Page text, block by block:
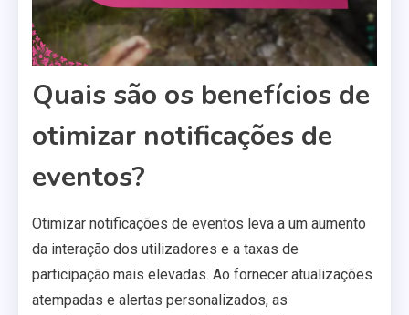
Quais são os benefícios de
otimizar notificações de
eventos?
Otimizar notificações de eventos leva a um aumento
da interação dos utilizadores e a taxas de
participação mais elevadas. Ao fornecer atualizações
atempadas e alertas personalizados, as